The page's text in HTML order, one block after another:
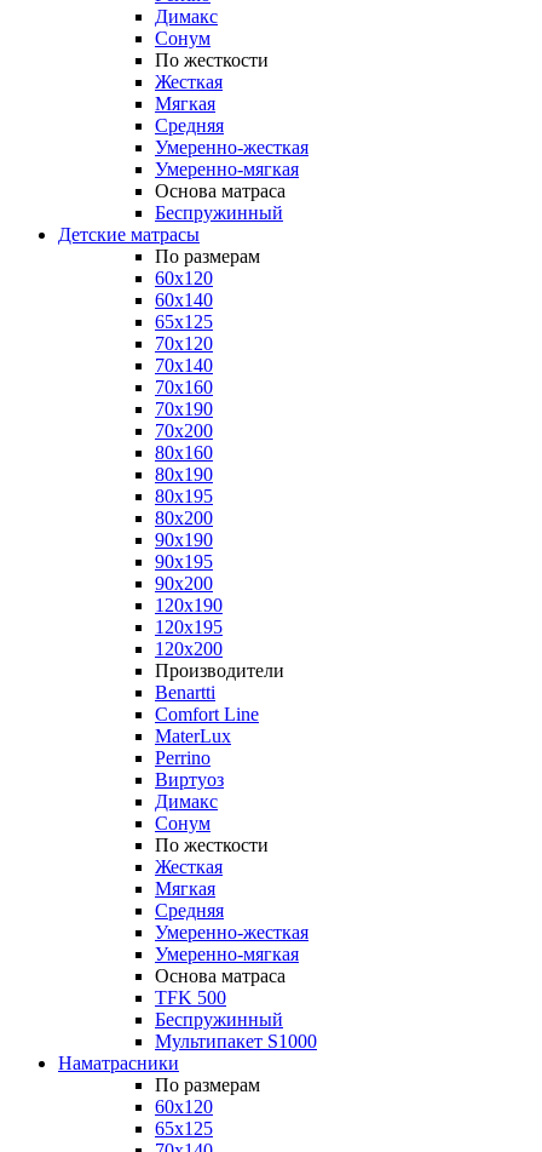
Димакс
Сонум
По жесткости
Жесткая
Мягкая
Средняя
Умеренно-жесткая
Умеренно-мягкая
Основа матраса
Беспружинный
Детские матрасы
По размерам
60x120
60x140
65x125
70x120
70x140
70x160
70x190
70x200
80x160
80x190
80x195
80x200
90x190
90x195
90x200
120x190
120x195
120x200
Производители
Benartti
Comfort Line
MaterLux
Perrino
Виртуоз
Димакс
Сонум
По жесткости
Жесткая
Мягкая
Средняя
Умеренно-жесткая
Умеренно-мягкая
Основа матраса
TFK 500
Беспружинный
Мультипакет S1000
Наматрасники
По размерам
60x120
65x125